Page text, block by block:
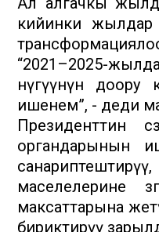
кийинки жылдар
“2021–2025-
өнүгүүнүн
ишенем”, - деди
Президенттин
органдарынын
маселелерине
максаттарына
бириктирүү